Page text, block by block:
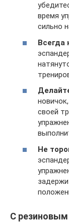
время
сильно
Всегда
своей
Не
С